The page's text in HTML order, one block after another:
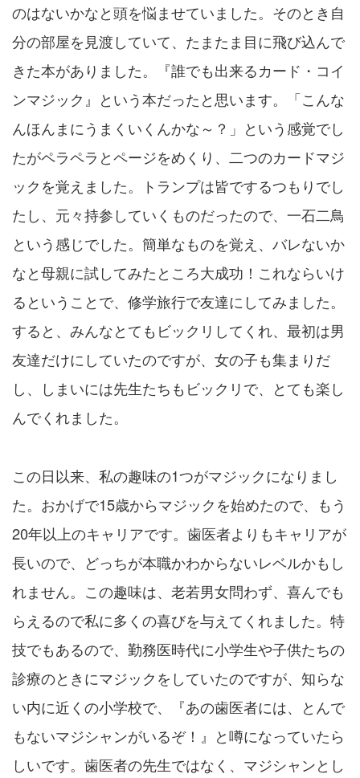
のはないかなと頭を悩ませていました。そのとき自
分の部屋を見渡していて、たまたま目に飛び込んで
きた本がありました。『誰でも出来るカード・コイ
ンマジック』という本だったと思います。「こんな
んほんまにうまくいくんかな～？」という感覚でし
たがペラペラとページをめくり、二つのカードマジ
ックを覚えました。トランプは皆でするつもりでし
たし、元々持参していくものだったので、一石二鳥
という感じでした。簡単なものを覚え、バレないか
なと母親に試してみたところ大成功！これならいけ
るということで、修学旅行で友達にしてみました。
すると、みんなとてもビックリしてくれ、最初は男
友達だけにしていたのですが、女の子も集まりだ
し、しまいには先生たちもビックリで、とても楽し
んでくれました。
この日以来、私の趣味の1つがマジックになりまし
た。おかげで15歳からマジックを始めたので、もう
20年以上のキャリアです。歯医者よりもキャリアが
長いので、どっちが本職かわからないレベルかもし
れません。この趣味は、老若男女問わず、喜んでも
らえるので私に多くの喜びを与えてくれました。特
技でもあるので、勤務医時代に小学生や子供たちの
診療のときにマジックをしていたのですが、知らな
い内に近くの小学校で、『あの歯医者には、とんで
もないマジシャンがいるぞ！』と噂になっていたら
しいです。歯医者の先生ではなく、マジシャンとし